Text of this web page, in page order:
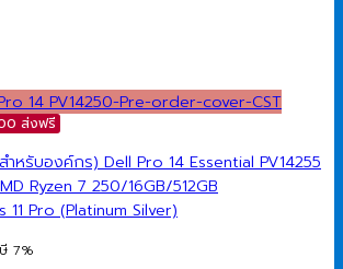
ส่งฟรี
หรับองค์กร) Dell Pro 14 Essential PV14255
Ryzen 7 250/16GB/512GB
11 Pro (Platinum Silver)
7%